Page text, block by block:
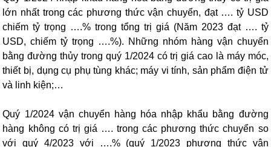
lớn nhất trong các phương thức vận chuyển, đạt …. tỷ USD
chiếm tỷ trọng ….% trong tổng trị giá (Năm 2023 đạt …. tỷ
USD, chiếm tỷ trọng ….%). Những nhóm hàng vận chuyển
bằng đường thủy trong quý 1/2024 có trị giá cao là máy móc,
thiết bị, dụng cụ phụ tùng khác; máy vi tính, sản phẩm điện tử
và linh kiện;…
Quý 1/2024 vận chuyển hàng hóa nhập khẩu bằng đường
hàng không có trị giá …. trong các phương thức chuyển so
với quý 4/2023 với ….% (quý 1/2023 phương thức vận